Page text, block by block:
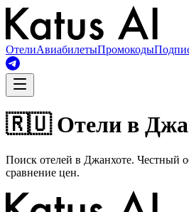
ОтелиАвиабилетыПромокоды
🇷🇺 Отели в
Поиск отелей в Джанхоте. Честный
сравнение цен.